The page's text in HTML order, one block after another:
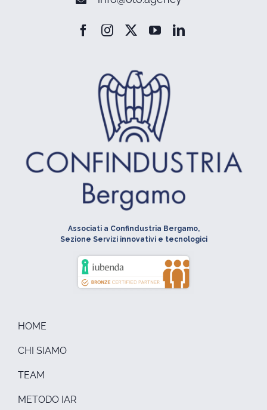
HOME
CHI SIAMO
TEAM
METODO IAR
Associati a Confindustria Bergamo,
Sezione Servizi innovativi e tecnologici